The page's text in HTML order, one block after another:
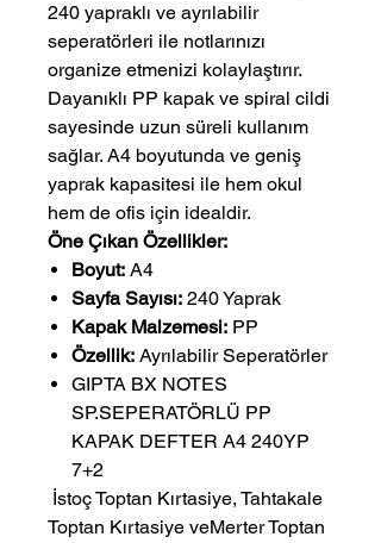
240 yapraklı ve ayrılabilir
seperatörleri ile notlarınızı
organize etmenizi kolaylaştırır.
Dayanıklı PP kapak ve spiral cildi
sayesinde uzun süreli kullanım
sağlar. A4 boyutunda ve geniş
yaprak kapasitesi ile hem okul
hem de ofis için idealdir.
Öne Çıkan Özellikler:
Boyut: A4
Sayfa Sayısı: 240 Yaprak
Kapak Malzemesi: PP
Özellik: Ayrılabilir Seperatörler
GIPTA BX NOTES
SP.SEPERATÖRLÜ PP
KAPAK DEFTER A4 240YP
7+2
Toptan Kırtasiye veMerter Toptan